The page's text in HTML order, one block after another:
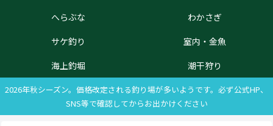
へらぶな
わかさぎ
サケ釣り
室内・金魚
海上釣堀
潮干狩り
2026年秋シーズン。価格改定される釣り場が多いようです。必ず公式HP、
SNS等で確認してからお出かけください